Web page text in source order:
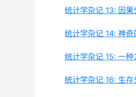
统计学杂记 13: 因
统计学杂记 14: 神
统计学杂记 15: 一
统计学杂记 16: 生